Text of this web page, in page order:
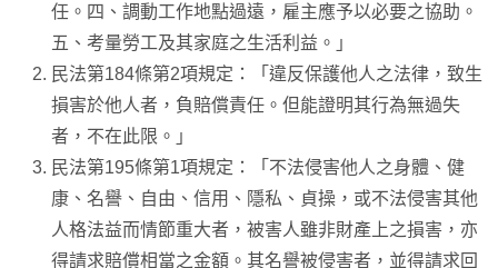
任。四、調動工作地點過遠，雇主應予以必要之協助。
五、考量勞工及其家庭之生活利益。」
民法第184條第2項規定：「違反保護他人之法律，致生
損害於他人者，負賠償責任。但能證明其行為無過失
者，不在此限。」
民法第195條第1項規定：「不法侵害他人之身體、健
康、名譽、自由、信用、隱私、貞操，或不法侵害其他
人格法益而情節重大者，被害人雖非財產上之損害，亦
得請求賠償相當之金額。其名譽被侵害者，並得請求回